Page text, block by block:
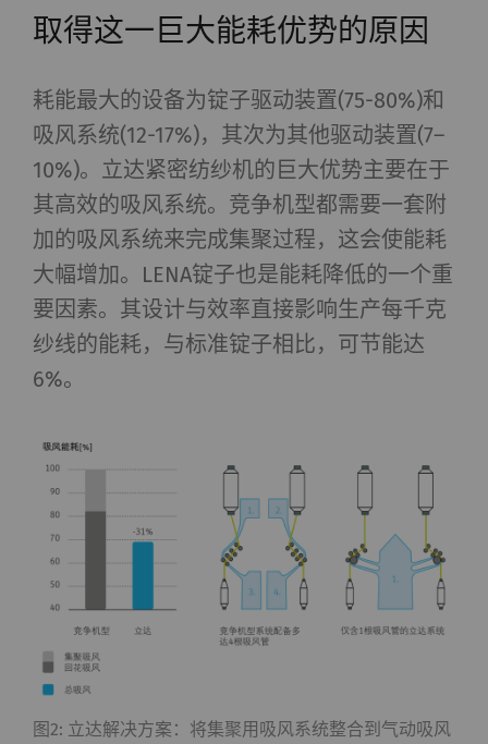
取得这一巨大能耗优势的原因
耗能最大的设备为锭子驱动装置(75-80%)和
吸风系统(12-17%)，其次为其他驱动装置(7–
10%)。立达紧密纺纱机的巨大优势主要在于
其高效的吸风系统。竞争机型都需要一套附
加的吸风系统来完成集聚过程，这会使能耗
大幅增加。LENA锭子也是能耗降低的一个重
要因素。其设计与效率直接影响生产每千克
纱线的能耗，与标准锭子相比，可节能达
6%。
图2: 立达解决方案：将集聚用吸风系统整合到气动吸风